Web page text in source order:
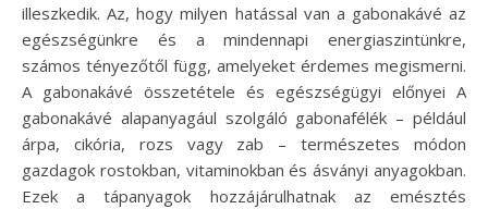
illeszkedik. Az, hogy milyen hatással van a gabonakávé az
egészségünkre és a mindennapi energiaszintünkre,
számos tényezőtől függ, amelyeket érdemes megismerni.
A gabonakávé összetétele és egészségügyi előnyei A
gabonakávé alapanyagául szolgáló gabonafélék – például
árpa, cikória, rozs vagy zab – természetes módon
gazdagok rostokban, vitaminokban és ásványi anyagokban.
Ezek a tápanyagok hozzájárulhatnak az emésztés